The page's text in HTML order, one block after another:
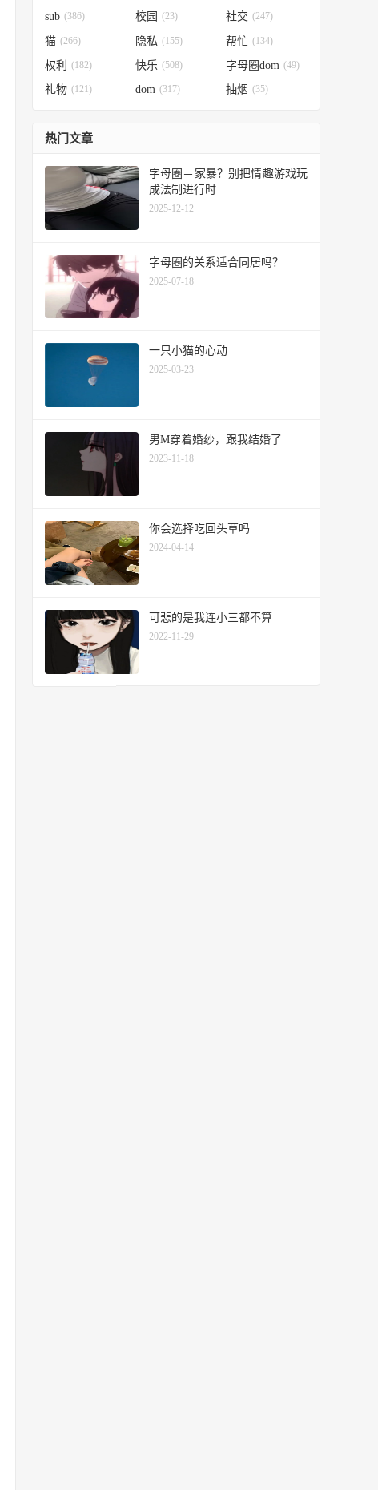
sub (386) 校园 (23) 社交 (247)
猫 (266) 隐私 (155) 帮忙 (134)
权利 (182) 快乐 (508) 字母圈dom (49)
礼物 (121) dom (317) 抽烟 (35)
热门文章
字母圈＝家暴？别把情趣游戏玩
成法制进行时
2025-12-12
字母圈的关系适合同居吗？
2025-07-18
一只小猫的心动
2025-03-23
男M穿着婚纱，跟我结婚了
2023-11-18
你会选择吃回头草吗
2024-04-14
可悲的是我连小三都不算
2022-11-29